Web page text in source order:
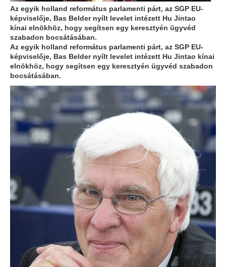
Az egyik holland református parlamenti párt, az SGP EU-
képviselője, Bas Belder nyílt levelet intézett Hu Jintao
kínai elnökhöz, hogy segítsen egy keresztyén ügyvéd
szabadon bocsátásában.
Az egyik holland református parlamenti párt, az SGP EU-
képviselője, Bas Belder nyílt levelet intézett Hu Jintao kínai
elnökhöz, hogy segítsen egy keresztyén ügyvéd szabadon
bocsátásában.